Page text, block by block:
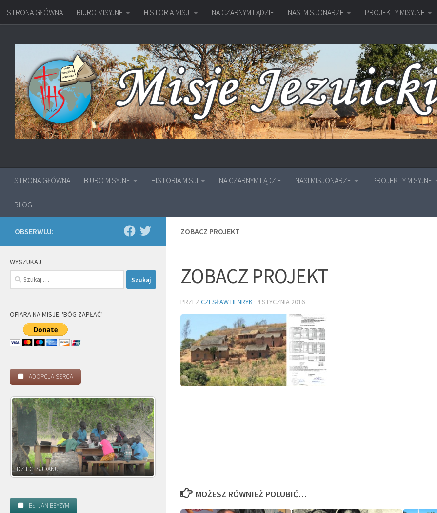
Przejdź do treści
STRONA GŁÓWNA BIURO MISYJNE HISTORIA MISJI NA CZARNYM LĄDZIE NASI MISJONARZE PROJEKTY MISYJNE
STRONA GŁÓWNA BIURO MISYJNE HISTORIA MISJI NA CZARNYM LĄDZIE NASI MISJONARZE PROJEKTY MISYJNE
BLOG
ZOBACZ PROJEKT
ZOBACZ PROJEKT
PRZEZ CZESŁAW HENRYK · 4 STYCZNIA 2016
MOŻESZ RÓWNIEŻ POLUBIĆ…
OBSERWUJ:
WYSZUKAJ
Szukaj:
OFIARA NA MISJE. 'BÓG ZAPŁAĆ’
ADOPCJA SERCA
DZIECI ZAMBII
BŁ. JAN BEYZYM